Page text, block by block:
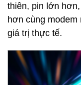
thiên, pin lớn
hơn cùng
giá trị thực tế.